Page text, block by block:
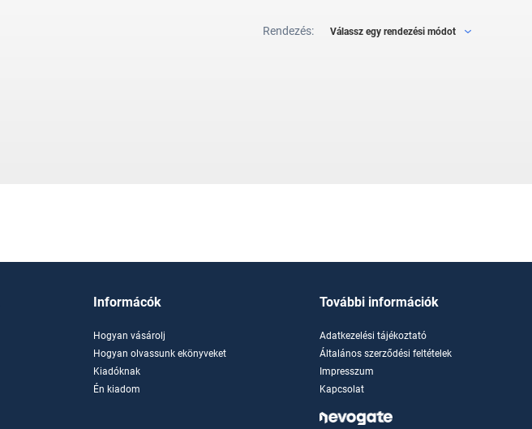
Rendezés: Válassz egy rendezési módot
Informácók
Hogyan vásárolj
Hogyan olvassunk ekönyveket
Kiadóknak
Én kiadom
További információk
Adatkezelési tájékoztató
Általános szerződési feltételek
Impresszum
Kapcsolat